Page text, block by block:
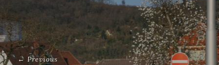
← Previous